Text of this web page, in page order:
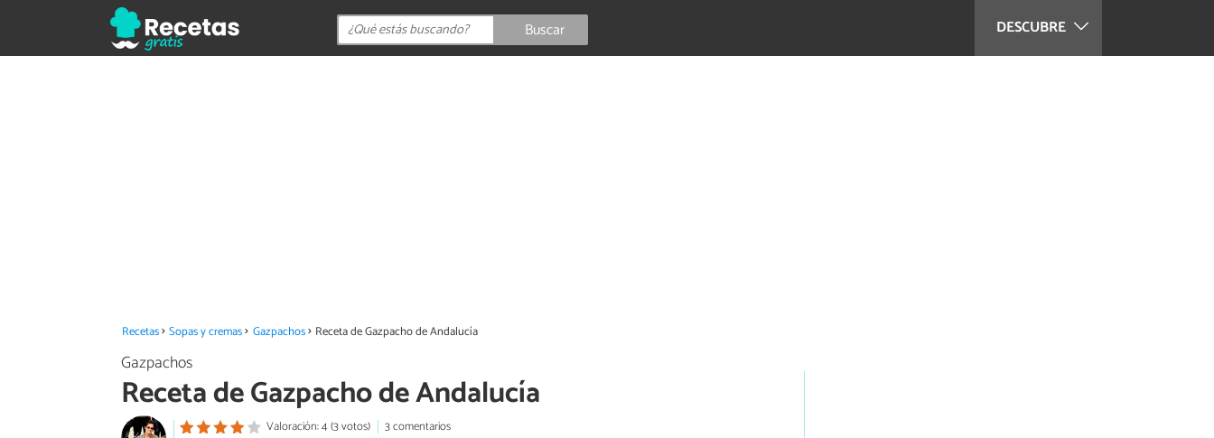
DESCUBRE
Buscar
Recetas Sopas y cremas Gazpachos Receta de Gazpacho de Andalucía
Gazpachos
Receta de Gazpacho de Andalucía
Valoración: 4 (3 votos)
3 comentarios